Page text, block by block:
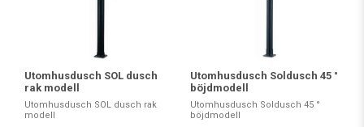
Utomhusdusch SOL dusch
rak modell
Utomhusdusch SOL dusch rak
modell
Utomhusdusch Soldusch 45 °
böjdmodell
Utomhusdusch Soldusch 45 °
böjdmodell